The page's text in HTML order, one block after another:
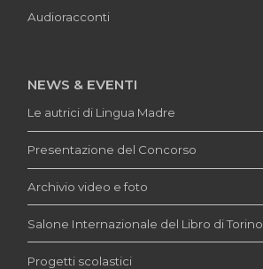
Audioracconti
NEWS & EVENTI
Le autrici di Lingua Madre
Presentazione del Concorso
Archivio video e foto
Salone Internazionale del Libro di Torino
Progetti scolastici